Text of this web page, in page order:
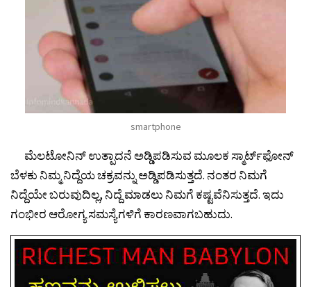
smartphone
ಮೆಲಟೋನಿನ್ ಉತ್ಪಾದನೆ ಅಡ್ಡಿಪಡಿಸುವ ಮೂಲಕ ಸ್ಮಾರ್ಟ್‌ಫೋನ್
ಬೆಳಕು ನಿಮ್ಮ ನಿದ್ದೆಯ ಚಕ್ರವನ್ನು ಅಡ್ಡಿಪಡಿಸುತ್ತದೆ. ನಂತರ ನಿಮಗೆ
ನಿದ್ದೆಯೇ ಬರುವುದಿಲ್ಲ, ನಿದ್ದೆ ಮಾಡಲು ನಿಮಗೆ ಕಷ್ಟವೆನಿಸುತ್ತದೆ. ಇದು
ಗಂಭೀರ ಆರೋಗ್ಯ ಸಮಸ್ಯೆಗಳಿಗೆ ಕಾರಣವಾಗಬಹುದು.